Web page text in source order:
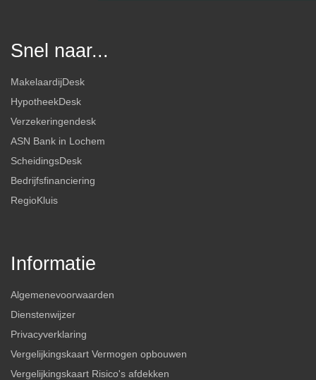
Snel naar...
MakelaardijDesk
HypotheekDesk
Verzekeringendesk
ASN Bank in Lochem
ScheidingsDesk
Bedrijfsfinanciering
RegioKluis
Informatie
Algemenevoorwaarden
Dienstenwijzer
Privacyverklaring
Vergelijkingskaart Vermogen opbouwen
Vergelijkingskaart Risico's afdekken